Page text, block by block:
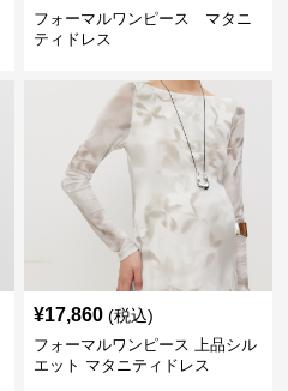
フォーマルワンピース マタニ
ティドレス
¥17,860 (税込)
フォーマルワンピース 上品シル
エット マタニティドレス